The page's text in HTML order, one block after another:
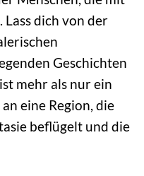
dich von der
Geschichten
mehr als nur ein
eine Region, die
beflügelt und die